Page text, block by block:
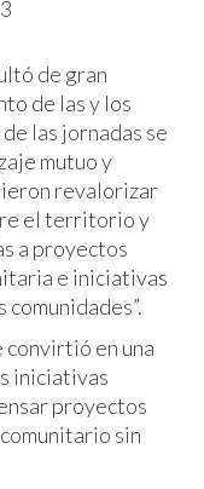
de gran
de las y los
las jornadas se
mutuo y
revalorizar
el territorio y
a proyectos
e iniciativas
convirtió en una
iniciativas
proyectos
sin